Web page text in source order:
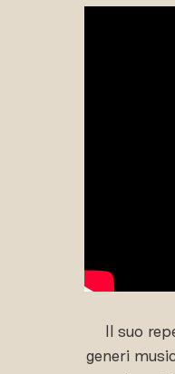
Il suo
generi